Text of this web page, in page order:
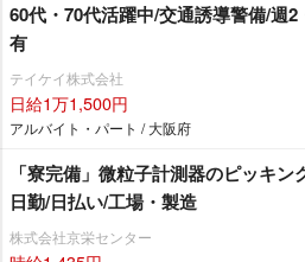
60代・70代活躍中/交通誘導警備/週
有
テイケイ株式会社
日給1万1,500円
アルバイト・パート / 大阪府
「寮完備」微粒子計測器のピッキ
日勤/日払い/工場・製造
株式会社京栄センター